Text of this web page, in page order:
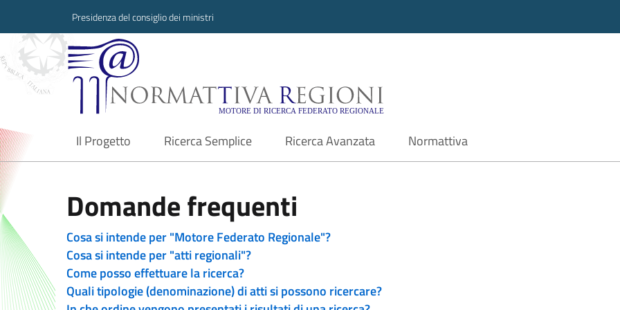
Presidenza del consiglio dei ministri
Normattiva Regioni - Motore di ricerca
Il Progetto
current Ricerca Semplice Ricerca Avanzata Normattiva
Domande frequenti
Cosa si intende per "Motore Federato Regionale"?
Cosa si intende per "atti regionali"?
Come posso effettuare la ricerca?
Quali tipologie (denominazione) di atti si possono ricercare?